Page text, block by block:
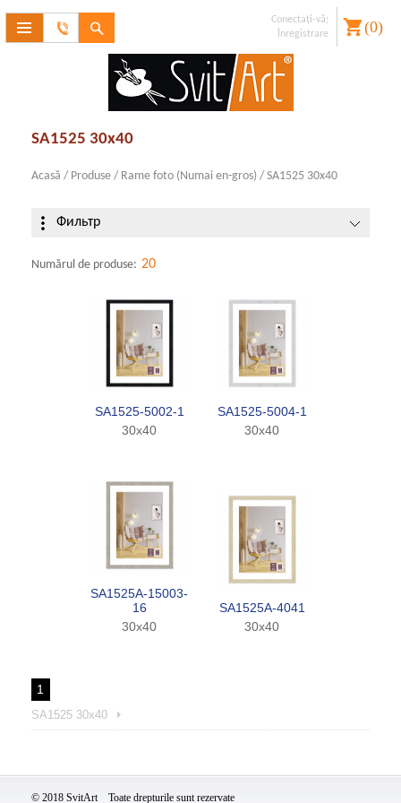
Contactaţi-
Conectaţi-vă;
Înregistrare
(0)
SA1525 30x40
Acasă / Produse / Rame foto (Numai en-gros) / SA1525 30x40
Фильтр
Numărul de produse: 20
SA1525-5002-1
30x40
SA1525-5004-1
30x40
SA1525A-15003-
16
30x40
SA1525A-4041
30x40
1
SA1525 30x40
© 2018 SvitArt Toate drepturile sunt rezervate